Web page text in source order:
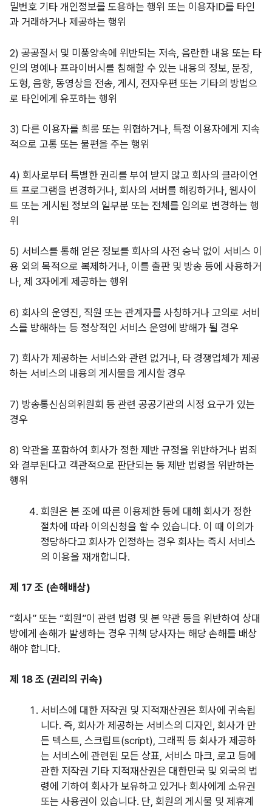
밀번호 기타 개인정보를 도용하는 행위 또는 이용자ID를 타인
과 거래하거나 제공하는 행위
2) 공공질서 및 미풍양속에 위반되는 저속, 음란한 내용 또는 타
인의 명예나 프라이버시를 침해할 수 있는 내용의 정보, 문장,
도형, 음향, 동영상을 전송, 게시, 전자우편 또는 기타의 방법으
로 타인에게 유포하는 행위
3) 다른 이용자를 희롱 또는 위협하거나, 특정 이용자에게 지속
적으로 고통 또는 불편을 주는 행위
4) 회사로부터 특별한 권리를 부여 받지 않고 회사의 클라이언
트 프로그램을 변경하거나, 회사의 서버를 해킹하거나, 웹사이
트 또는 게시된 정보의 일부분 또는 전체를 임의로 변경하는 행
위
5) 서비스를 통해 얻은 정보를 회사의 사전 승낙 없이 서비스 이
용 외의 목적으로 복제하거나, 이를 출판 및 방송 등에 사용하거
나, 제 3자에게 제공하는 행위
6) 회사의 운영진, 직원 또는 관계자를 사칭하거나 고의로 서비
스를 방해하는 등 정상적인 서비스 운영에 방해가 될 경우
7) 회사가 제공하는 서비스와 관련 없거나, 타 경쟁업체가 제공
하는 서비스의 내용의 게시물을 게시할 경우
7) 방송통신심의위원회 등 관련 공공기관의 시정 요구가 있는
경우
8) 약관을 포함하여 회사가 정한 제반 규정을 위반하거나 범죄
와 결부된다고 객관적으로 판단되는 등 제반 법령을 위반하는
행위
회원은 본 조에 따른 이용제한 등에 대해 회사가 정한
절차에 따라 이의신청을 할 수 있습니다. 이 때 이의가
정당하다고 회사가 인정하는 경우 회사는 즉시 서비스
의 이용을 재개합니다.
제 17 조 (손해배상)
“회사” 또는 “회원”이 관련 법령 및 본 약관 등을 위반하여 상대
방에게 손해가 발생하는 경우 귀책 당사자는 해당 손해를 배상
해야 합니다.
제 18 조 (권리의 귀속)
서비스에 대한 저작권 및 지적재산권은 회사에 귀속됩
니다. 즉, 회사가 제공하는 서비스의 디자인, 회사가 만
든 텍스트, 스크립트(script), 그래픽 등 회사가 제공하
는 서비스에 관련된 모든 상표, 서비스 마크, 로고 등에
관한 저작권 기타 지적재산권은 대한민국 및 외국의 법
령에 기하여 회사가 보유하고 있거나 회사에게 소유권
또는 사용권이 있습니다. 단, 회원의 게시물 및 제휴계